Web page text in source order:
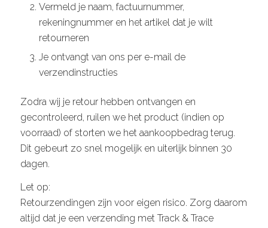
Vermeld je naam, factuurnummer,
rekeningnummer en het artikel dat je wilt
retourneren
Je ontvangt van ons per e-mail de
verzendinstructies
Zodra wij je retour hebben ontvangen en
gecontroleerd, ruilen we het product (indien op
voorraad) of storten we het aankoopbedrag terug.
Dit gebeurt zo snel mogelijk en uiterlijk binnen 30
dagen.
Let op:
Retourzendingen zijn voor eigen risico. Zorg daarom
altijd dat je een verzending met Track & Trace